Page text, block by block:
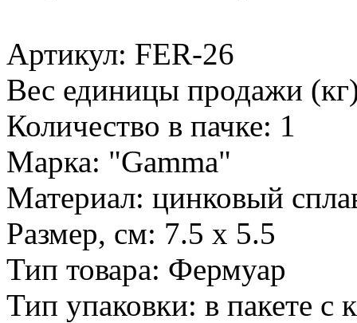
Артикул: FER-26
Вес единицы продажи
Количество в пачке: 1
Марка: "Gamma"
Материал: цинковый
Размер, см: 7.5 x 5.5
Тип товара: Фермуар
Тип упаковки: в пакете с